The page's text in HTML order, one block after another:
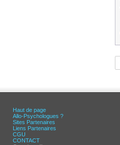
Haut de page
Allo-Psychologues ?
Sites Partenaires
Liens Partenaires
CGU
CONTACT